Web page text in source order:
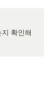
확인해